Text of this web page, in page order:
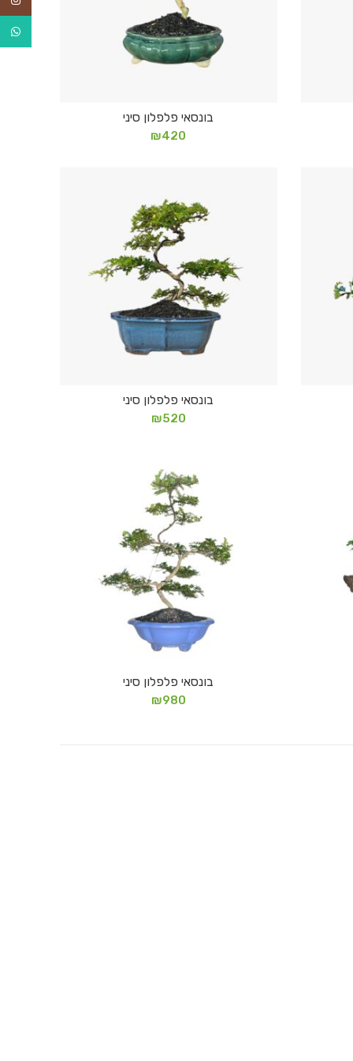
הוספה לסל
בונסאי פלפלון סיני
₪420
הוספה לסל
בונסאי פלפלון סיני
₪520
הוספה לסל
בונסאי פלפלון סיני
₪980